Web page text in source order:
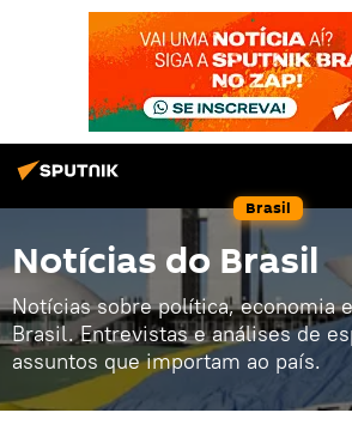
Brasil
Notícias do Brasil
Notícias sobre política, economia
Brasil. Entrevistas e análises de
assuntos que importam ao país.